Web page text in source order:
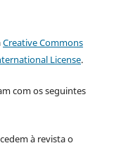
Creative Commons
License.
com os seguintes
à revista o